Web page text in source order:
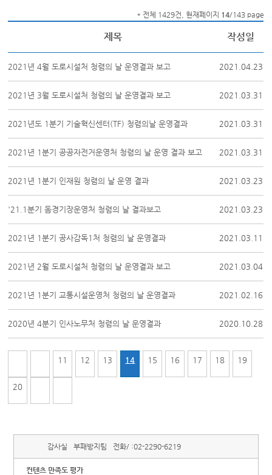
* 전체 1429건, 현재페이지 14/143 page
제목 작성일
2021년 4월 도로시설처 청렴의 날 운영결과 보고 2021.04.23
2021년 3월 도로시설처 청렴의 날 운영결과 보고 2021.03.31
2021년도 1분기 기술혁신센터(TF) 청렴의날 운영결과 2021.03.31
2021년 1분기 공공자전거운영처 청렴의 날 운영 결과 보고 2021.03.31
2021년 1분기 인재원 청렴의 날 운영 결과 2021.03.23
'21.1분기 돔경기장운영처 청렴의 날 결과보고 2021.03.23
2021년 1분기 공사감독1처 청렴의 날 운영결과 2021.03.11
2021년 2월 도로시설처 청렴의 날 운영결과 보고 2021.03.04
2021년 1분기 교통시설운영처 청렴의 날 운영결과 2021.02.16
2020년 4분기 인사노무처 청렴의 날 운영결과 2020.10.28
11 12 13 14 15 16 17 18 19
20
감사실 부패방지팀 전화/ :02-2290-6219
컨텐츠 만족도 평가